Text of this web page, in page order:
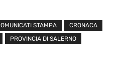
STAMPA
CRONACA
PROVINCIA DI SALERNO